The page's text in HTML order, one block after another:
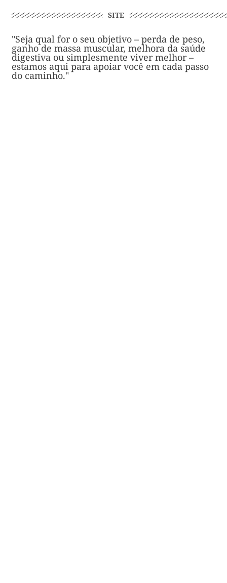
SITE
"Seja qual for o seu objetivo – perda de peso,
ganho de massa muscular, melhora da saúde
digestiva ou simplesmente viver melhor –
estamos aqui para apoiar você em cada passo
do caminho."